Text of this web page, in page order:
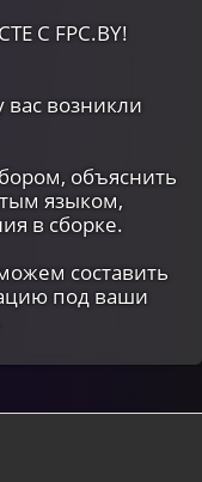
С FPC.BY!
вас возникли
объяснить
языком,
в сборке.
составить
под ваши